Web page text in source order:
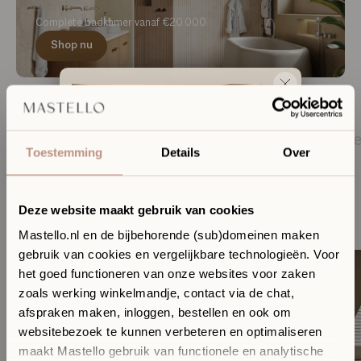
Toestemming Details Over
Deze website maakt gebruik van cookies
Mastello.nl en de bijbehorende (sub)domeinen maken
gebruik van cookies en vergelijkbare technologieën. Voor
het goed functioneren van onze websites voor zaken
zoals werking winkelmandje, contact via de chat,
afspraken maken, inloggen, bestellen en ook om
websitebezoek te kunnen verbeteren en optimaliseren
maakt Mastello gebruik van functionele en analytische
Complete badkamer vanaf €20.000
Shop nu
Neo Japandi is Japandi 2.0: de iconische rust en eenvoud
krachtiger jasje.
Ervaar jouw toekomstige
badkamer in onze Sanitair
Boutique
komen design, materialen en vakmanschap samen.